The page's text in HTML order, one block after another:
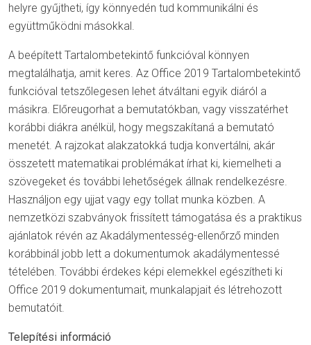
helyre gyűjtheti, így könnyedén tud kommunikálni és
együttműködni másokkal.
A beépített Tartalombetekintő funkcióval könnyen
megtalálhatja, amit keres. Az Office 2019 Tartalombetekintő
funkcióval tetszőlegesen lehet átváltani egyik diáról a
másikra. Előreugorhat a bemutatókban, vagy visszatérhet
korábbi diákra anélkül, hogy megszakítaná a bemutató
menetét. A rajzokat alakzatokká tudja konvertálni, akár
összetett matematikai problémákat írhat ki, kiemelheti a
szövegeket és további lehetőségek állnak rendelkezésre.
Használjon egy ujjat vagy egy tollat munka közben. A
nemzetközi szabványok frissített támogatása és a praktikus
ajánlatok révén az Akadálymentesség-ellenőrző minden
korábbinál jobb lett a dokumentumok akadálymentessé
tételében. További érdekes képi elemekkel egészítheti ki
Office 2019 dokumentumait, munkalapjait és létrehozott
bemutatóit.
Telepítési információ